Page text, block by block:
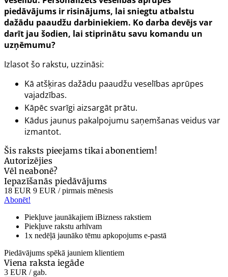
piedāvājums ir risinājums, lai sniegtu atbalstu
dažādu paaudžu darbiniekiem. Ko darba devējs var
darīt jau šodien, lai stiprinātu savu komandu un
uzņēmumu?
Izlasot šo rakstu, uzzināsi:
Kā atšķiras dažādu paaudžu veselības aprūpes
vajadzības.
Kāpēc svarīgi aizsargāt prātu.
Kādus jaunus pakalpojumu saņemšanas veidus var
izmantot.
Šis raksts pieejams tikai abonentiem!
Autorizējies
Vēl neabonē?
Iepazīšanās piedāvājums
18 EUR 9 EUR / pirmais mēnesis
Abonēt!
Piekļuve jaunākajiem iBizness rakstiem
Piekļuve rakstu arhīvam
1x nedēļā jaunāko tēmu apkopojums e-pastā
Piedāvājums spēkā jauniem klientiem
Viena raksta iegāde
3 EUR / gab.